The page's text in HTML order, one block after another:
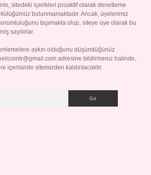
sitedeki içerikleri proaktif olarak denetleme
bulunmamaktadır. Ancak, üyelerimiz
taşımakta olup, siteye üye olarak bu
sayılırlar.
aykırı olduğunu düşündüğünüz
adresine bildirmeniz halinde,
içerisinde sitemizden kaldırılacaktır.